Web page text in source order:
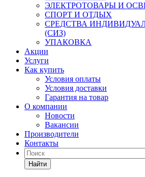
ЭЛЕКТРОТОВАРЫ И
СПОРТ И ОТДЫХ
СРЕДСТВА
(СИЗ)
УПАКОВКА
Акции
Услуги
Как купить
Условия оплаты
Условия доставки
Гарантия на товар
О компании
Новости
Вакансии
Производители
Контакты
Найти